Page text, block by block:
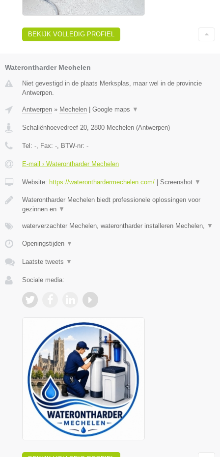
BEKIJK VOLLEDIG PROFIEL
Waterontharder Mechelen
Niet gevestigd in de plaats Merksplas, maar wel in de provincie
Antwerpen.
Antwerpen » Mechelen Google maps ▼
Schaliënhoevedreef 20, 2800 Mechelen (Antwerpen)
Tel: -, Fax: -, BTW-nr: -
E-mail › Waterontharder Mechelen
Website: https://wateronthardermechelen.com/ Screenshot ▼
Waterontharder Mechelen biedt professionele oplossingen voor
gezinnen en ▼
waterverzachter Mechelen, waterontharder installeren Mechelen, ▼
Openingstijden ▼
Laatste tweets ▼
Sociale media: